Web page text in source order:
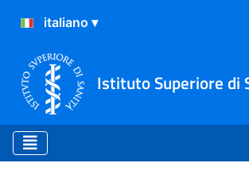
Istituto Superiore di